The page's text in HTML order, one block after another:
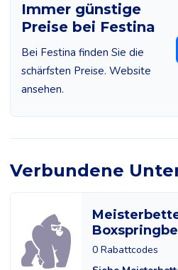
Immer günstige
Preise bei Festina
Bei Festina finden Sie die
schärfsten Preise. Website
ansehen.
Verbundene
0 Rabattcodes